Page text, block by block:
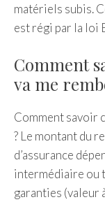
matériels subis.
est régi par la loi
Comment
va me
Comment savoir
? Le montant du
d’assurance
intermédiaire ou
garanties (valeur